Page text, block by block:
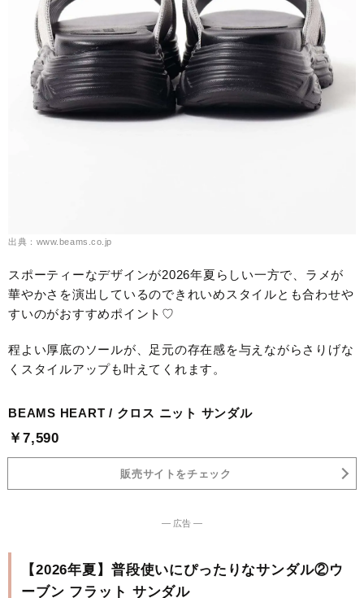
出典：www.beams.co.jp
スポーティーなデザインが2026年夏らしい一方で、ラメが
華やかさを演出しているのできれいめスタイルとも合わせや
すいのがおすすめポイント♡
程よい厚底のソールが、足元の存在感を与えながらさりげな
くスタイルアップも叶えてくれます。
BEAMS HEART / クロス ニット サンダル
￥7,590
販売サイトをチェック
― 広告 ―
【2026年夏】普段使いにぴったりなサンダル②ウ
ーブン フラット サンダル